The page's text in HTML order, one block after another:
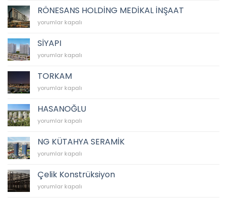
RÖNESANS HOLDİNG MEDİKAL İNŞAAT
RÖNESANS
MEDİKAL
İNŞAAT
için
yorumlar kapalı
SİYAPI
SİYAPI
yorumlar kapalı
TORKAM
TORKAM
yorumlar kapalı
HASANOĞLU
HASANOĞLU
yorumlar kapalı
NG KÜTAHYA SERAMİK
NG
SERAMİK
için
yorumlar kapalı
Çelik Konstrüksiyon
Çelik
yorumlar kapalı